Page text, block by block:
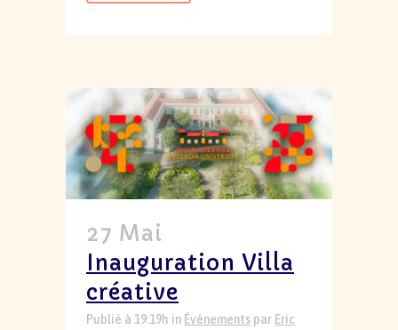
27 Mai
Inauguration Villa
créative
Publié à 19:19h in Événements par Eric